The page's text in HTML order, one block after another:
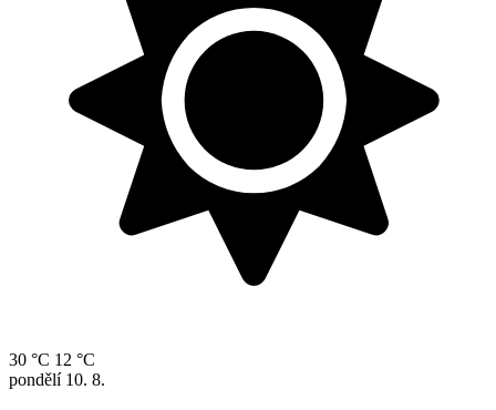
30 °C 12 °C
pondělí 10. 8.